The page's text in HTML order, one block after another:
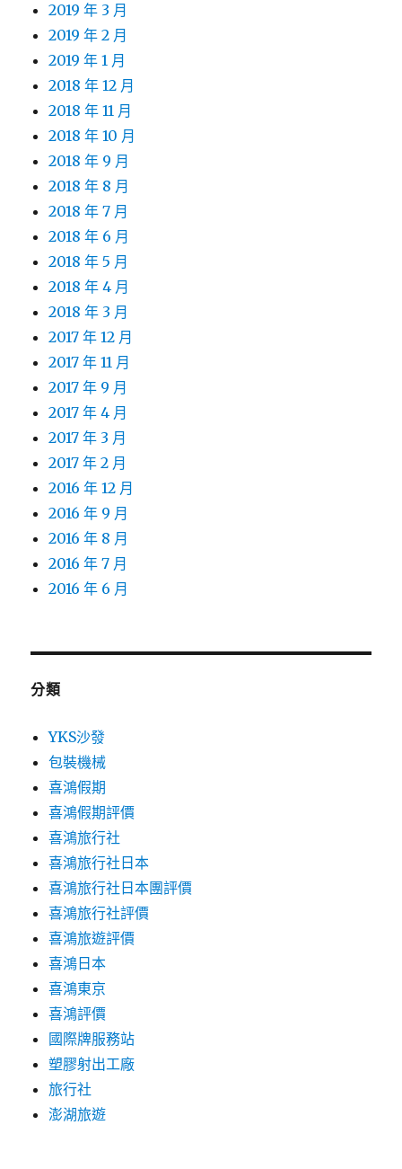
2019 年 3 月
2019 年 2 月
2019 年 1 月
2018 年 12 月
2018 年 11 月
2018 年 10 月
2018 年 9 月
2018 年 8 月
2018 年 7 月
2018 年 6 月
2018 年 5 月
2018 年 4 月
2018 年 3 月
2017 年 12 月
2017 年 11 月
2017 年 9 月
2017 年 4 月
2017 年 3 月
2017 年 2 月
2016 年 12 月
2016 年 9 月
2016 年 8 月
2016 年 7 月
2016 年 6 月
分類
YKS沙發
包裝機械
喜鴻假期
喜鴻假期評價
喜鴻旅行社
喜鴻旅行社日本
喜鴻旅行社日本團評價
喜鴻旅行社評價
喜鴻旅遊評價
喜鴻日本
喜鴻東京
喜鴻評價
國際牌服務站
塑膠射出工廠
旅行社
澎湖旅遊